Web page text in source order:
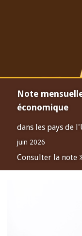
Note
économique
dans les pays de
juin 2026
Consulter la note